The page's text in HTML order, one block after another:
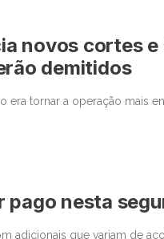
novos cortes e
demitidos
era tornar a operação mais
pago nesta
adicionais que variam de